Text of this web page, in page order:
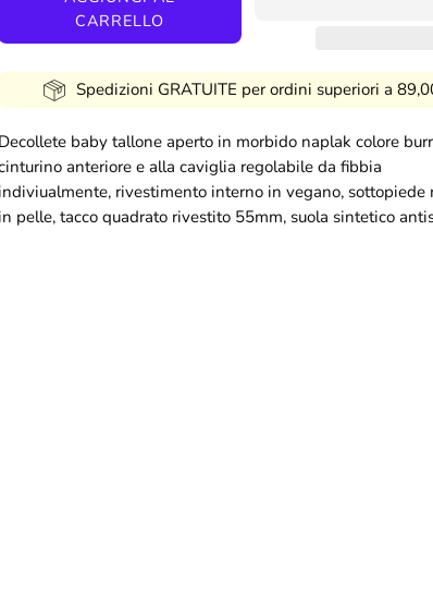
CARRELLO
Spedizioni GRATUITE per ordini superiori a
Decollete baby tallone aperto in morbido naplak colore
anteriore e alla caviglia regolabile da fibbia
indiviualmente, rivestimento interno in vegano, sottopiede
in pelle, tacco quadrato rivestito 55mm, suola sintetico